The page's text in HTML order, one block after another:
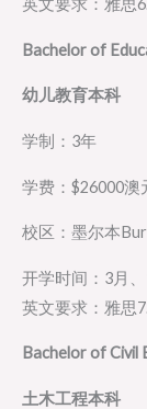
英文要求：雅思
Bachelor of
幼儿教育本科
学制：3年
学费：$26000澳
校区：墨尔本
开学时间：3月、
英文要求：雅思
Bachelor of Civil
土木工程本科